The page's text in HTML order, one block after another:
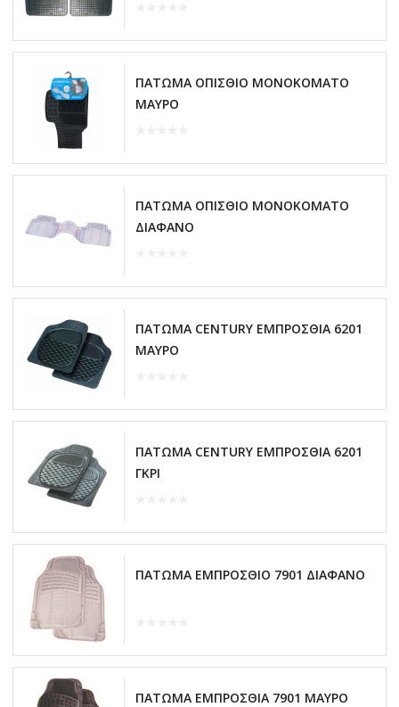
ΠΑΤΩΜΑ ΟΠΙΣΘΙΟ ΜΟΝΟΚΟΜΑΤΟ
ΜΑΥΡΟ
ΠΑΤΩΜΑ ΟΠΙΣΘΙΟ ΜΟΝΟΚΟΜΑΤΟ
ΔΙΑΦΑΝΟ
ΠΑΤΩΜΑ CENTURY ΕΜΠΡΟΣΘΙΑ 6201
ΜΑΥΡΟ
ΠΑΤΩΜΑ CENTURY ΕΜΠΡΟΣΘΙΑ 6201
ΓΚΡΙ
ΠΑΤΩΜΑ ΕΜΠΡΟΣΘΙΟ 7901 ΔΙΑΦΑΝΟ
ΠΑΤΩΜΑ ΕΜΠΡΟΣΘΙΑ 7901 ΜΑΥΡΟ